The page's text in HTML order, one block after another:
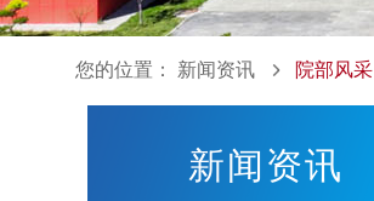
您的位置： 新闻资讯 院部风采
新闻资讯